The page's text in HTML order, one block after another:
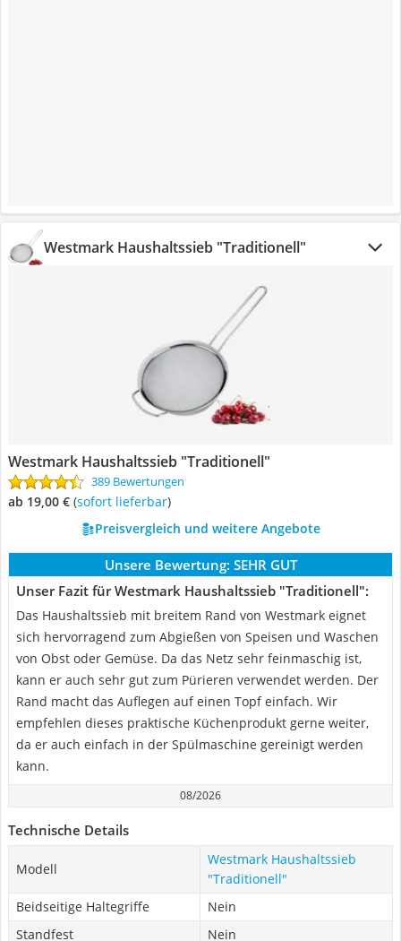
Westmark Haushaltssieb "Traditionell"
Westmark Haushaltssieb "Traditionell"
389 Bewertungen
ab 19,00 € ( Sofort lieferbar)
Preisvergleich und weitere Angebote
Unsere Bewertung: SEHR GUT
Unser Fazit für Westmark Haushaltssieb "Traditionell":
Das Haushaltssieb mit breitem Rand von Westmark eignet
sich hervorragend zum Abgießen von Speisen und Waschen
von Obst oder Gemüse. Da das Netz sehr feinmaschig ist,
kann er auch sehr gut zum Pürieren verwendet werden. Der
Rand macht das Auflegen auf einen Topf einfach. Wir
empfehlen dieses praktische Küchenprodukt gerne weiter,
da er auch einfach in der Spülmaschine gereinigt werden
kann.
08/2026
Technische Details
Modell
Westmark Haushaltssieb
"Traditionell"
Beidseitige Haltegriffe
Nein
Standfest
Nein